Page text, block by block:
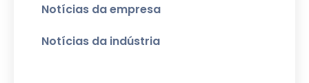
Notícias da empresa
Notícias da indústria